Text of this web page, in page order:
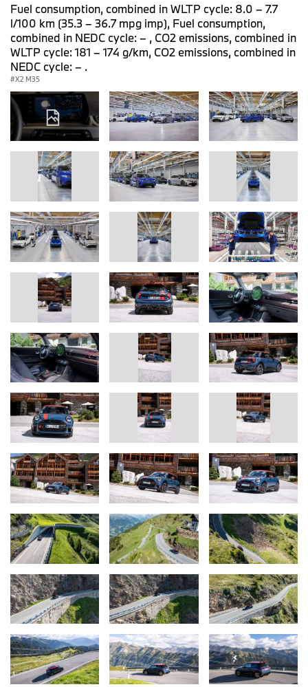
Fuel consumption, combined in WLTP cycle: 8.0 – 7.7
l/100 km (35.3 – 36.7 mpg imp), Fuel consumption,
combined in NEDC cycle: – , CO2 emissions, combined in
WLTP cycle: 181 – 174 g/km, CO2 emissions, combined in
NEDC cycle: – .
X2 M35